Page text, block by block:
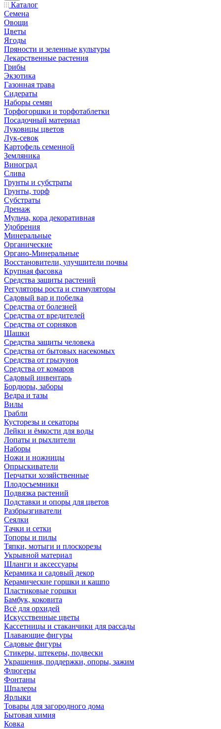
Каталог
Семена
Овощи
Цветы
Ягоды
Пряности и зеленные культуры
Лекарственные растения
Грибы
Экзотика
Газонная трава
Сидераты
Наборы семян
Торфогоршки и торфотаблетки
Посадочный материал
Луковицы цветов
Лук-севок
Картофель семенной
Земляника
Виноград
Слива
Грунты и субстраты
Грунты, торф
Субстраты
Дренаж
Мульча, кора декоративная
Удобрения
Минеральные
Органические
Органо-Минеральные
Восстановители, улучшители почвы
Крупная фасовка
Средства защиты растений
Регуляторы роста и стимуляторы
Садовый вар и побелка
Средства от болезней
Средства от вредителей
Средства от сорняков
Шашки
Средства защиты человека
Средства от бытовых насекомых
Средства от грызунов
Средства от комаров
Садовый инвентарь
Бордюры, заборы
Ведра и тазы
Вилы
Грабли
Кусторезы и секаторы
Лейки и ёмкости для воды
Лопаты и рыхлители
Наборы
Ножи и ножницы
Опрыскиватели
Перчатки хозяйственные
Плодосъемники
Подвязка растений
Подставки и опоры для цветов
Разбрызгиватели
Сеялки
Тачки и сетки
Топоры и пилы
Тяпки, мотыги и плоскорезы
Укрывной материал
Шланги и аксессуары
Керамика и садовый декор
Керамические горшки и кашпо
Пластиковые горшки
Бамбук, коковита
Всё для орхидей
Искусственные цветы
Кассетницы и стаканчики для рассады
Плавающие фигуры
Садовые фигуры
Стикеры, штекеры, подвески
Украшения, поддержки, опоры, зажим
Флюгеры
Фонтаны
Шпалеры
Ярлыки
Товары для загородного дома
Бытовая химия
Ковка